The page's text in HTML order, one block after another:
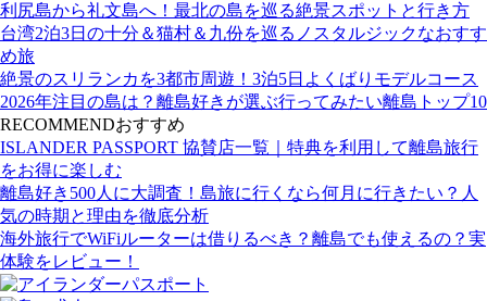
利尻島から礼文島へ！最北の島を巡る絶景スポットと行き方
台湾2泊3日の十分＆猫村＆九份を巡るノスタルジックなおすす
め旅
絶景のスリランカを3都市周遊！3泊5日よくばりモデルコース
2026年注目の島は？離島好きが選ぶ行ってみたい離島トップ10
RECOMMENDおすすめ
ISLANDER PASSPORT 協賛店一覧｜特典を利用して離島旅行
をお得に楽しむ
離島好き500人に大調査！島旅に行くなら何月に行きたい？人
気の時期と理由を徹底分析
海外旅行でWiFiルーターは借りるべき？離島でも使えるの？実
体験をレビュー！